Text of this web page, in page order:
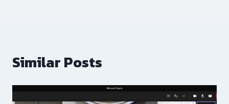
Similar Posts